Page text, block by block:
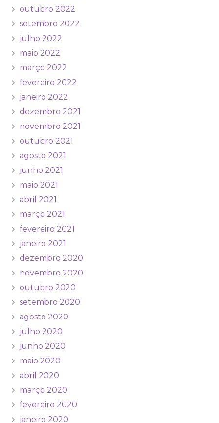
outubro 2022
setembro 2022
julho 2022
maio 2022
março 2022
fevereiro 2022
janeiro 2022
dezembro 2021
novembro 2021
outubro 2021
agosto 2021
junho 2021
maio 2021
abril 2021
março 2021
fevereiro 2021
janeiro 2021
dezembro 2020
novembro 2020
outubro 2020
setembro 2020
agosto 2020
julho 2020
junho 2020
maio 2020
abril 2020
março 2020
fevereiro 2020
janeiro 2020